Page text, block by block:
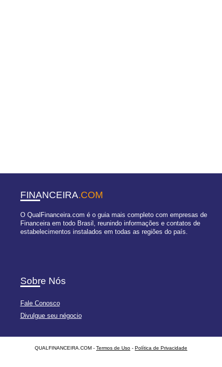
FINANCEIRA.COM
O QualFinanceira.com é o guia mais completo com empresas de
Financeira em todo Brasil, reunindo informações e contatos de
estabelecimentos instalados em todas as regiões do país.
Sobre Nós
Fale Conosco
Divulgue seu négocio
QUALFINANCEIRA.COM - Termos de Uso - Política de Privacidade